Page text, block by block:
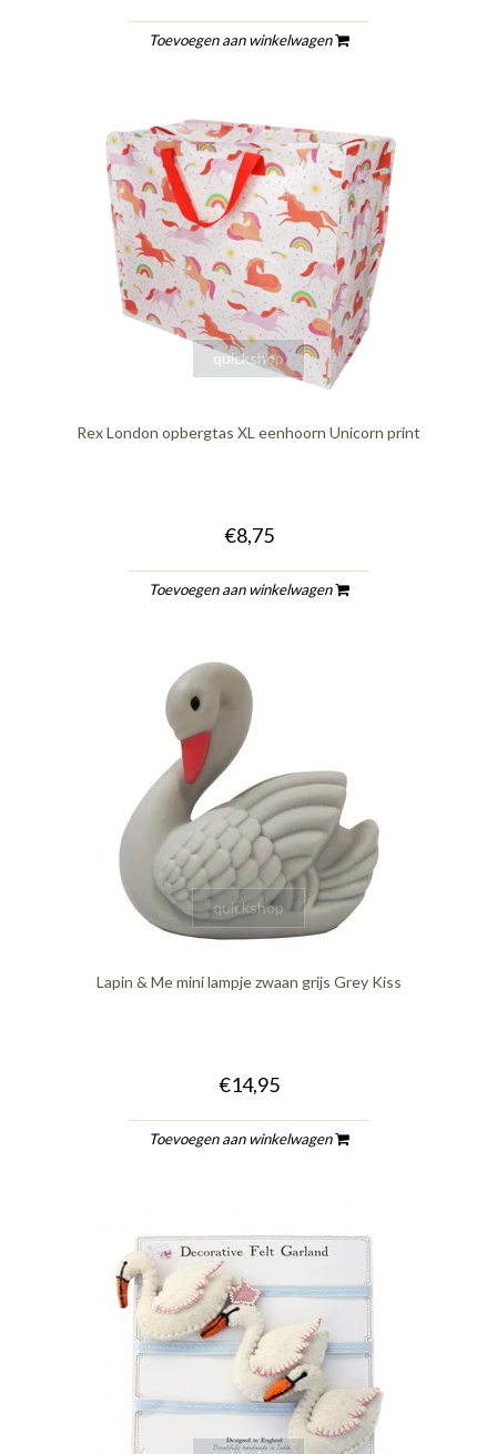
Toevoegen aan winkelwagen
quickshop
Rex London opbergtas XL eenhoorn Unicorn print
€8,75
Toevoegen aan winkelwagen
quickshop
Lapin & Me mini lampje zwaan grijs Grey Kiss
€14,95
Toevoegen aan winkelwagen